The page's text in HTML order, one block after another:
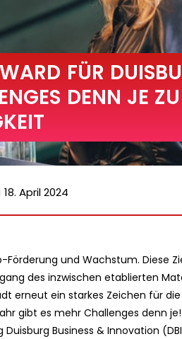
FÜR
DENN JE
18. April 2024
und Wachstum. Diese
des inzwischen etablierten
erneut ein starkes Zeichen für
gibt es mehr Challenges denn
Business & Innovation